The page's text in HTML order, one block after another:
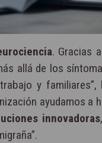
. Gracias
allá de los
y familiares”,
ayudamos
innovadoras